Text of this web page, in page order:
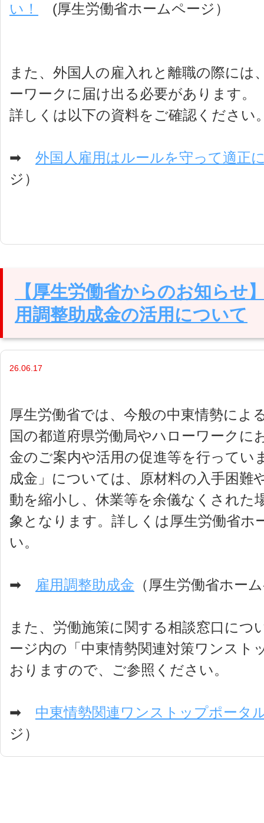
い！
(厚生労働省ホームページ）
また、外国人の雇入れと離職の際には
ーワークに届け出る必要があります。
詳しくは以下の資料をご確認ください
➡ 外国人雇用はルールを守って適正
ジ）
【厚生労働省からのお知らせ
用調整助成金の活用について
26.06.17
厚生労働省では、今般の中東情勢によ
国の都道府県労働局やハローワークに
金のご案内や活用の促進等を行ってい
成金」については、原材料の入手困難
動を縮小し、休業等を余儀なくされた
象となります。詳しくは厚生労働省ホ
い。
➡ 雇用調整助成金 （厚生労働省ホー
また、労働施策に関する相談窓口につ
ージ内の「中東情勢関連対策ワンスト
おりますので、ご参照ください。
➡ 中東情勢関連ワンストップポータ
ジ）